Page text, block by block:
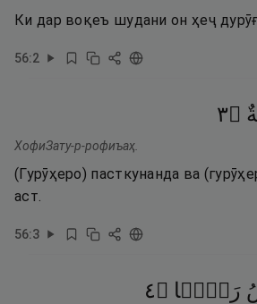
Ки дар воқеъ шудани он ҳеҷ
56:2
۝٣
ХофиЗату-р-рофиъаҳ.
(Гурӯҳеро) пасткунанда ва
аст.
56:3
رَجًّۭا ۝٤